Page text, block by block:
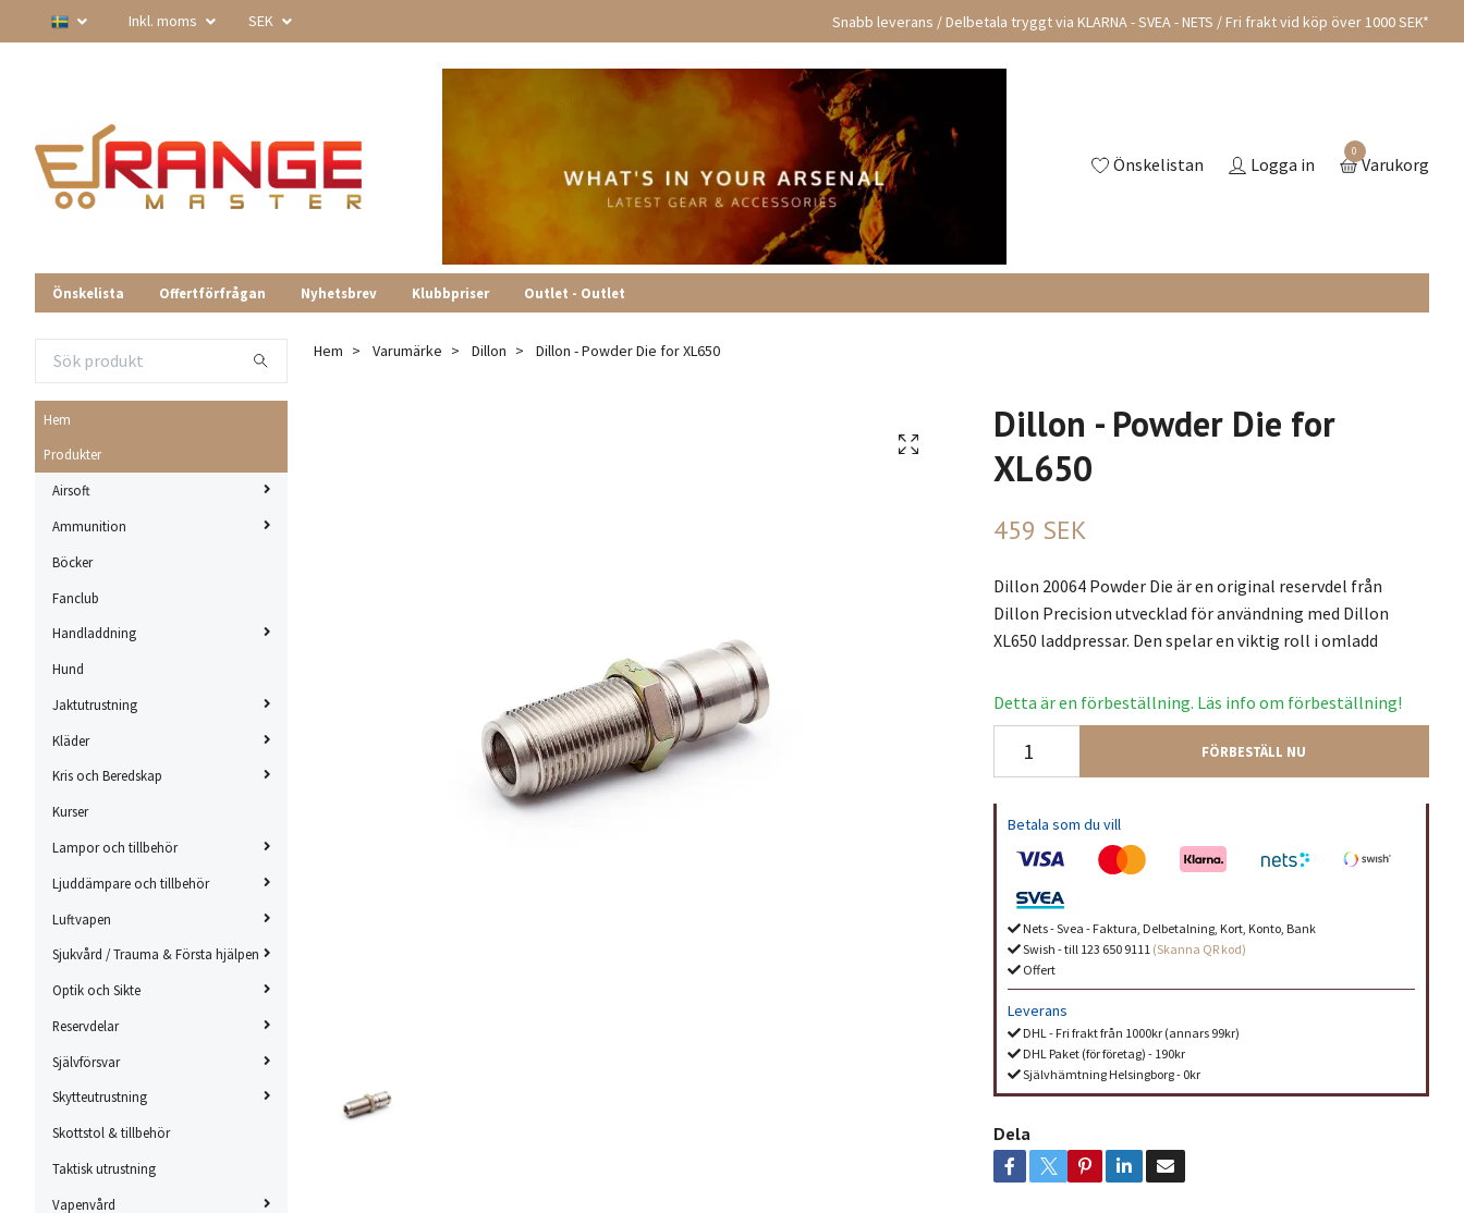
Inkl. moms SEK Snabb leverans / Delbetala tryggt via KLARNA - SVEA - NETS / Fri frakt vid köp över 1000 SEK*
Önskelistan Logga in
0
Varukorg
Önskelista Offertförfrågan Nyhetsbrev Klubbpriser Outlet - Outlet
Hem
Produkter
Airsoft
Ammunition
Böcker
Fanclub
Handladdning
Hund
Jaktutrustning
Kläder
Kris och Beredskap
Kurser
Lampor och tillbehör
Ljuddämpare och tillbehör
Luftvapen
Sjukvård / Trauma & Första hjälpen
Optik och Sikte
Reservdelar
Självförsvar
Skytteutrustning
Skottstol & tillbehör
Taktisk utrustning
Vapenvård
Hem Varumärke Dillon Dillon - Powder Die for XL650
Dillon - Powder Die for
XL650
459 SEK
Dillon 20064 Powder Die är en original reservdel från
Dillon Precision utvecklad för användning med Dillon
XL650 laddpressar. Den spelar en viktig roll i omladd
Detta är en förbeställning. Läs info om förbeställning!
FÖRBESTÄLL NU
Betala som du vill
Nets - Svea - Faktura, Delbetalning, Kort, Konto, Bank
Swish - till 123 650 9111 (Skanna QR kod)
Offert
Leverans
DHL - Fri frakt från 1000kr (annars 99kr)
DHL Paket (för företag) - 190kr
Självhämtning Helsingborg - 0kr
Dela